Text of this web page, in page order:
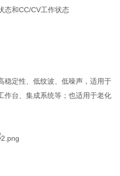
态和CC/CV工作状态
稳定性、低纹波、低噪声，适用于
作台、集成系统等；也适用于老化